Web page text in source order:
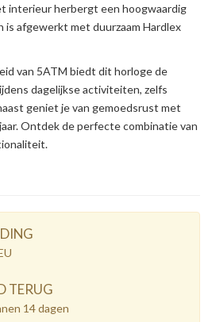
interieur herbergt een hoogwaardig
afgewerkt met duurzaam Hardlex
van 5ATM biedt dit horloge de
dagelijkse activiteiten, zelfs
geniet je van gemoedsrust met
Ontdek de perfecte combinatie van
TERUG
14 dagen